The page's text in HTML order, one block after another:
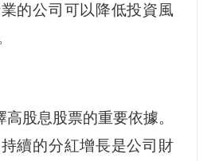
的公司可以降低投資風
股息股票的重要依據。
續的分紅增長是公司財